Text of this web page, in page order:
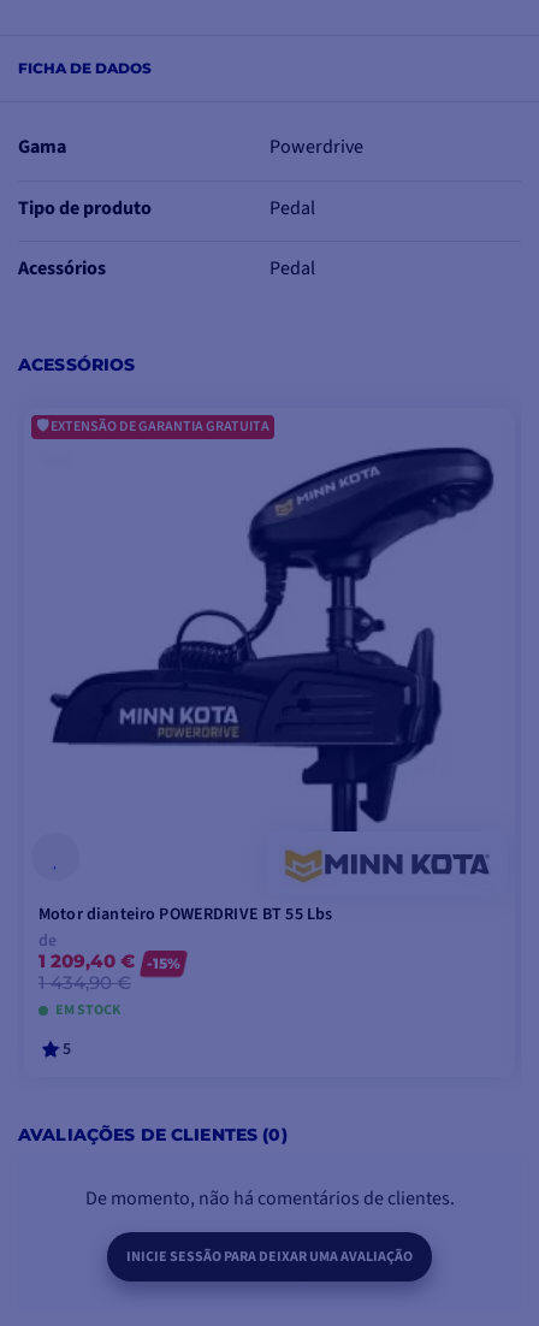
FICHA DE DADOS
Gama Powerdrive
Tipo de produto Pedal
Acessórios Pedal
reduz a velocidade do
Botões de direção
barco para a direita ou
que o botão seja
novamente premido
para a desligar. O modo
Coup par Coup
que a função só é
activada enquanto o
botão for mantido
Cabo de 6 m
Pedal à prova de água
Modo pulsação
Pedal ergonómico
Ligação Plug & Play
CONTEÚDO DA CAIXA :
1 - Pedal de controlo para
Powerdrive
1 - Documentação em PDF
ACESSÓRIOS
EXTENSÃO DE GARANTIA GRATUITA
Motor dianteiro POWERDRIVE BT 55 Lbs
de
1 209,40 €
1 434,90 €
-15%
EM STOCK
5
AVALIAÇÕES DE CLIENTES (0)
De momento, não há comentários de clientes.
INICIE SESSÃO PARA DEIXAR UMA AVALIAÇÃO